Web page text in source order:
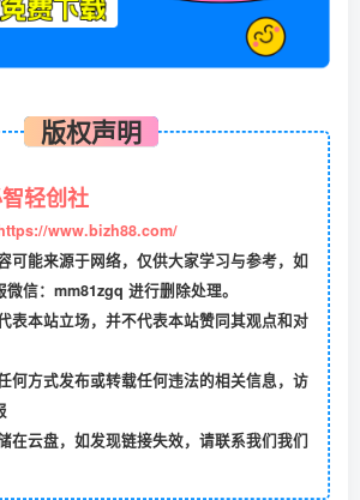
版权声明
轻创社
www.bizh88.com/
可能来源于网络，仅供大家学习与参考，如
信：mm81zgq 进行删除处理。
表本站立场，并不代表本站赞同其观点和对
何方式发布或转载任何违法的相关信息，访
在云盘，如发现链接失效，请联系我们我们